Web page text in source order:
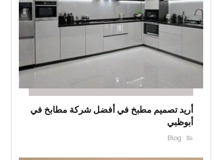
أريد تصميم مطبخ في أفضل شركة مطابخ في
أبوظبي
Blog